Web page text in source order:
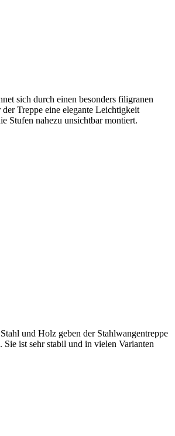
sich durch einen besonders filigranen
Treppe eine elegante Leichtigkeit
Stufen nahezu unsichtbar montiert.
und Holz geben der Stahlwangentreppe
Sie ist sehr stabil und in vielen Varianten